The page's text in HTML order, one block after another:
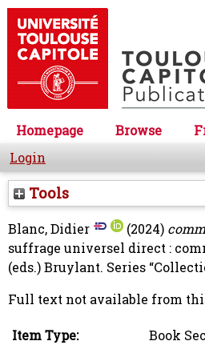
Homepage Browse
Login
Tools
Blanc, Didier (2024)
suffrage universel direct :
(eds.) Bruylant. Series
Full text not available from
Item Type:
Book